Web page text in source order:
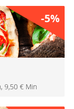
-5%
, 9,50 € Min